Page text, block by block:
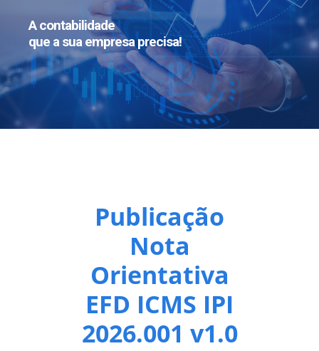
A contabilidade
que a sua empresa precisa!
Publicação
Nota
Orientativa
EFD ICMS IPI
2026.001 v1.0